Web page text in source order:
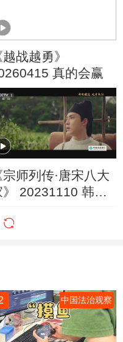
越战越勇》
真的会赢
宗师列传·唐宋八大
》 20231110 韩愈·
中国法治观察